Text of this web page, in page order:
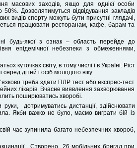
масових заходів, якщо для однієї особи
Дозволятимуться відвідування закладів
видів спорту можуть бути присутні глядачі,
працювати ресторанам, кафе, барам та
будь-якої з ознак – область перейде до
епідемічної небезпеки з обмеженнями,
куточках світу, в тому числі і в Україні. Ріст
дітей і осіб молодого віку.
треба здати ПЛР тест або експрес-тест
лікарів. Вчасне виявлення захворювання
поширюватись хворобі.
дотримуватись дистанції, здійснювати
Якби важко не було, маємо виграти бій із
час зупинила багато небезпечних хвороб,